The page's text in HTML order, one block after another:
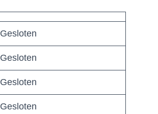
Gesloten
Gesloten
Gesloten
Gesloten